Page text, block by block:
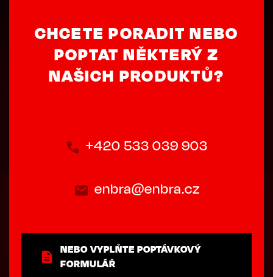
CHCETE PORADIT NEBO
POPTAT NĚKTERÝ Z
NAŠICH PRODUKTŮ?
+420 533 039 903
enbra@enbra.cz
NEBO VYPLŇTE POPTÁVKOVÝ
FORMULÁŘ